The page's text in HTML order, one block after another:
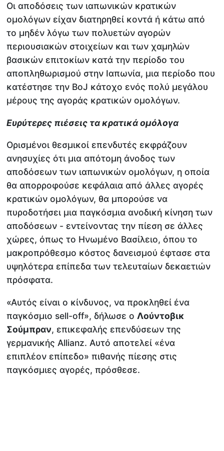
Οι αποδόσεις των ιαπωνικών κρατικών
ομολόγων είχαν διατηρηθεί κοντά ή κάτω από
το μηδέν λόγω των πολυετών αγορών
περιουσιακών στοιχείων και των χαμηλών
βασικών επιτοκίων κατά την περίοδο του
αποπληθωρισμού στην Ιαπωνία, μια περίοδο που
κατέστησε την BoJ κάτοχο ενός πολύ μεγάλου
μέρους της αγοράς κρατικών ομολόγων.
Ευρύτερες πιέσεις τα κρατικά ομόλογα
Ορισμένοι θεσμικοί επενδυτές εκφράζουν
ανησυχίες ότι μια απότομη άνοδος των
αποδόσεων των ιαπωνικών ομολόγων, η οποία
θα απορροφούσε κεφάλαια από άλλες αγορές
κρατικών ομολόγων, θα μπορούσε να
πυροδοτήσει μια παγκόσμια ανοδική κίνηση των
αποδόσεων - εντείνοντας την πίεση σε άλλες
χώρες, όπως το Ηνωμένο Βασίλειο, όπου το
μακροπρόθεσμο κόστος δανεισμού έφτασε στα
υψηλότερα επίπεδα των τελευταίων δεκαετιών
πρόσφατα.
«Αυτός είναι ο κίνδυνος, να προκληθεί ένα
παγκόσμιο sell-off», δήλωσε ο Λούντοβικ
Σούμπραν, επικεφαλής επενδύσεων της
γερμανικής Allianz. Αυτό αποτελεί «ένα
επιπλέον επίπεδο» πιθανής πίεσης στις
παγκόσμιες αγορές, πρόσθεσε.